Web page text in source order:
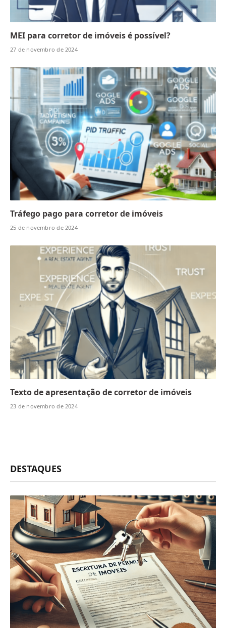
MEI para corretor de imóveis é possível?
27 de novembro de 2024
Tráfego pago para corretor de imóveis
25 de novembro de 2024
Texto de apresentação de corretor de imóveis
23 de novembro de 2024
DESTAQUES